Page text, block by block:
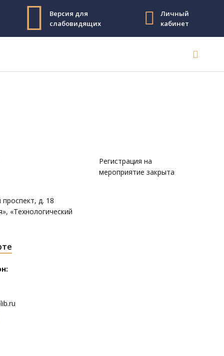
Версия для
слабовидящих
Личный
кабинет
д. 18
«Технологический
Регистрация на
мероприятие закрыта